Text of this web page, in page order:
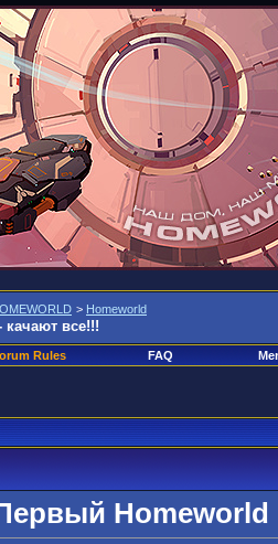
> Homeworld
все!!!
Rules FAQ
Homeworld